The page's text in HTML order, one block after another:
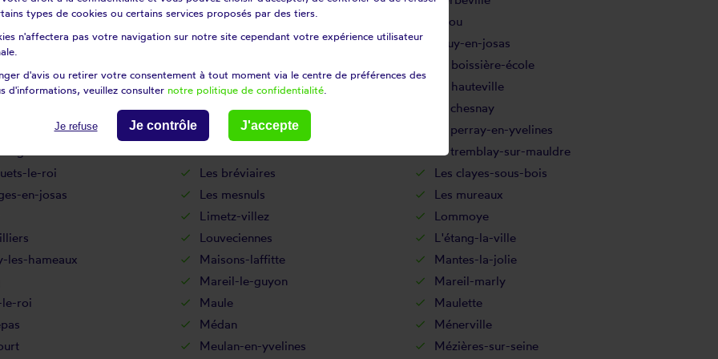
Houilles
Issou
Jouars-pontchartrain
Jouy-en-josas
La boissière-école
saint-cloud La falaise
La hauteville
Lainville-en-vexin
Le chesnay
saint-denis Le pecq
Le perray-en-yvelines
Le tremblay-sur-mauldre
le-roi Les bréviaires
Les clayes-sous-bois
en-josas Les mesnuls
Les mureaux
Limetz-villez
Lommoye
Louveciennes
L'étang-la-ville
les-hameaux Maisons-laffitte
Mantes-la-jolie
Mareil-le-guyon
Mareil-marly
roi Maule
Maulette
Médan
Ménerville
Meulan-en-yvelines
Mézières-sur-seine
types de cookies ou certains services proposés par des tiers.
n'affectera pas votre navigation sur notre site cependant votre expérience utilisateur
d'avis ou retirer votre consentement à tout moment via le centre de préférences des
d'informations, veuillez consulter notre politique de confidentialité
Je refuse Je contrôle J'accepte